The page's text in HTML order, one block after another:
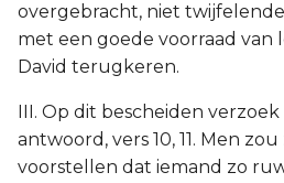
overgebracht, niet
met een goede voorraad van
David terugkeren.
III. Op dit bescheiden
antwoord, vers 10, 11. Men
voorstellen dat iemand zo